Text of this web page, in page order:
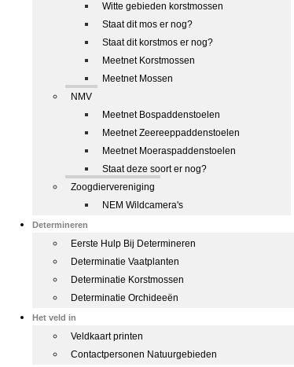
Witte gebieden korstmossen
Staat dit mos er nog?
Staat dit korstmos er nog?
Meetnet Korstmossen
Meetnet Mossen
NMV
Meetnet Bospaddenstoelen
Meetnet Zeereeppaddenstoelen
Meetnet Moeraspaddenstoelen
Staat deze soort er nog?
Zoogdiervereniging
NEM Wildcamera's
Determineren
Eerste Hulp Bij Determineren
Determinatie Vaatplanten
Determinatie Korstmossen
Determinatie Orchideeën
Het veld in
Veldkaart printen
Contactpersonen Natuurgebieden